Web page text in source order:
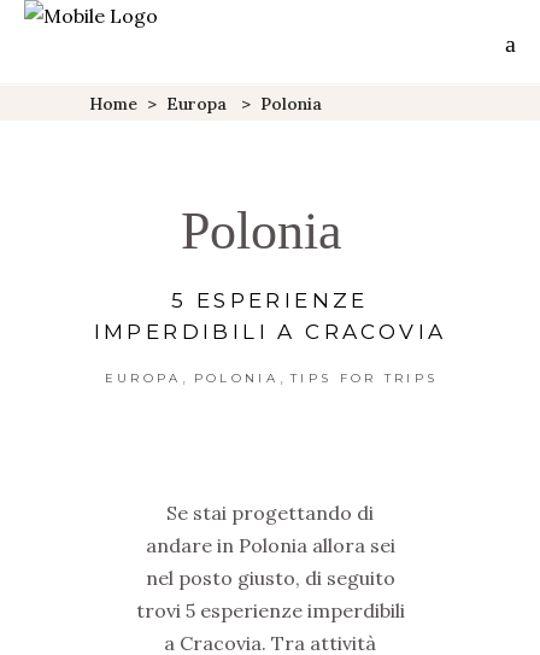
Home > Europa > Polonia
Polonia
5 ESPERIENZE
IMPERDIBILI A CRACOVIA
EUROPA POLONIA TIPS FOR TRIPS
Se stai progettando di
andare in Polonia allora sei
nel posto giusto, di seguito
trovi 5 esperienze imperdibili
a Cracovia. Tra attività